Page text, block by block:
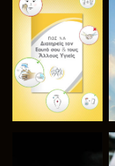
ΠΑΡΑΚΟΛΟΥΘΗΣΤΕ